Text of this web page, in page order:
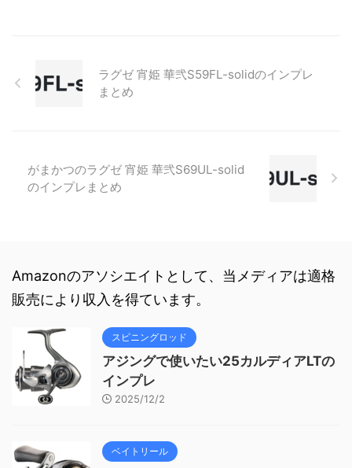
ラグゼ 宵姫 華弐S59FL-solidのインプレ
まとめ
がまかつのラグゼ 宵姫 華弐S69UL-solid
のインプレまとめ
Amazonのアソシエイトとして、当メディアは適格
販売により収入を得ています。
スピニングロッド
アジングで使いたい25カルディアLTの
インプレ
2025/12/2
ベイトリール